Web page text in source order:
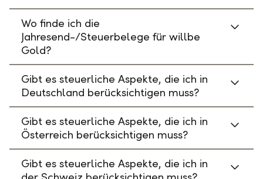
Wo finde ich die
Jahresend-/Steuerbelege für willbe
Gold?
Gibt es steuerliche Aspekte, die ich in
Deutschland berücksichtigen muss?
Gibt es steuerliche Aspekte, die ich in
Österreich berücksichtigen muss?
Gibt es steuerliche Aspekte, die ich in